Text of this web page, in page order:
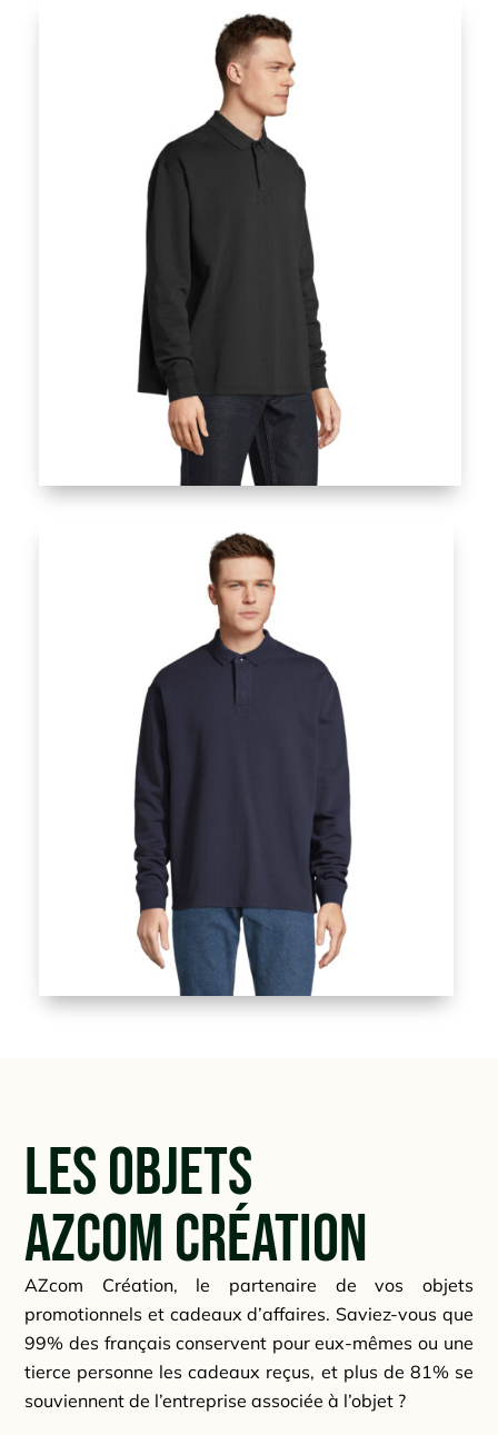
Les objets
AZcom Création
AZcom Création, le partenaire de vos objets
promotionnels et cadeaux d’affaires. Saviez-vous que
99% des français conservent pour eux-mêmes ou une
tierce personne les cadeaux reçus, et plus de 81% se
souviennent de l’entreprise associée à l’objet ?